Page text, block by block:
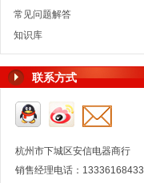
常见问题解答
知识库
联系方式
杭州市下城区安信电器商行
销售经理电话：13336168433